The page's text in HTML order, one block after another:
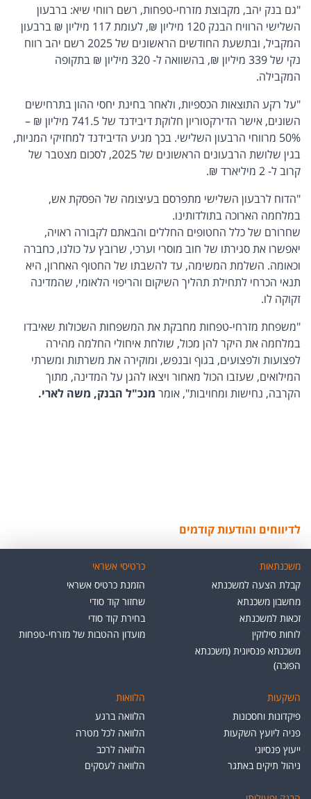
"גם בנק יהב, מקבוצת מזרחי-טפחות, רשם רווחי שיא: ברבעון
השלישי הרוויח הבנק 120 מיליון ₪, לעומת 117 מיליון ₪ ברבעון
המקביל, ובתשעת החודשים הראשונים של 2025 רשם יהב רווח
נקי של 339 מיליון ₪, בהשוואה ל- 320 מיליון ₪ בתקופה
המקבילה.
"על רקע התוצאות הכספיות, ולאחר בחינת יחסי ההון בתרחישים
השונים, אישר הדירקטוריון חלוקת דיבידנד של 741.5 מיליון ₪ –
50% מרווחי הרבעון השלישי. בכך מגיע הדיבידנד למחזיקי המניות,
בגין שלושת הרבעונים הראשונים של 2025, לסכום מצטבר של
קרוב ל- 2 מיליארד ₪.
"הדוח לרבעון השלישי מתפרסם בעיצומה של הפסקת אש,
במלחמה הארוכה בתולדותינו.
שחרורם של כלל החטופים החללים והבאתם לקבורה ראויה,
יאפשרו את סגירתו של חוב מוסרי וערכי, שרובץ על כולנו, כחברה
וכאומה. השלמת המשימה, עד להשבתו של החטוף האחרון, היא
תנאי הכרחי לתחילת תהליך השיקום והריפוי הלאומי, שהמדינה
זקוקה לו.
"משפחת מזרחי-טפחות מחבקת את המשפחות השכולות שאיבדו
במלחמה את היקר להן מכול, שולחת איחולי החלמה מהירה
לפצועות ולפצועים, בגוף ובנפש, ומוקירה את משרתות ומשרתי
המילואים, שעזבו הכול מאחור ויצאו להגן על המדינה, מתוך
הקרבה, נחישות ומחויבות", אומר מנכ"ל הבנק, משה לארי.
לדיווחים והודעות קודמים
משכנתאות
קבלת הצעה למשכנתא
מחשבון משכנתא
זכאות למשכנתא
לוחות סילוקין
משכנתא פנסיונית (משכנתא
הפוכה)
כרטיסי אשראי
הזמנת כרטיס אשראי
שחזור קוד סודי
בחירת קוד סודי
מועדון ההטבות של מזרחי-טפחות
השקעות
פיקדונות וחסכונות
פניה ליועץ השקעות
ייעוץ פנסיוני
ניהול תיקים באתגר
הלוואות
הלוואה ברגע
הלוואה לכל מטרה
הלוואה לרכב
הלוואה לעסקים